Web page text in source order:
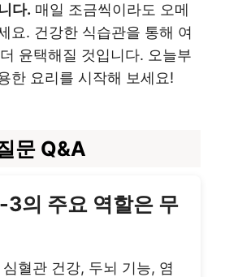
다. 매일 조금씩이라도 오메
요. 건강한 식습관을 통해 여
윤택해질 것입니다. 오늘부
한 요리를 시작해 보세요!
문 Q&A
3의 주요 역할은 무
혈관 건강, 두뇌 기능, 염